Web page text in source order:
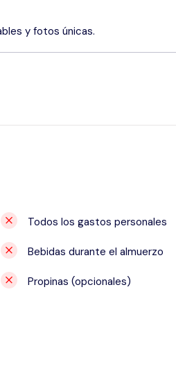
y fotos únicas.
Todos los gastos personales
Bebidas durante el almuerzo
Propinas (opcionales)